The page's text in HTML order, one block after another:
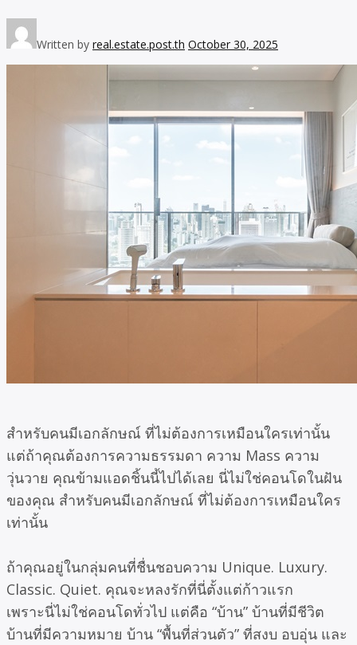
Written by real.estate.post.th October 30, 2025
สำหรับคนมีเอกลักษณ์ ที่ไม่ต้องการเหมือนใครเท่านั้น
แต่ถ้าคุณต้องการความธรรมดา ความ Mass ความ
วุ่นวาย คุณข้ามแอดชิ้นนี้ไปได้เลย นี่ไม่ใช่คอนโดในฝัน
ของคุณ สำหรับคนมีเอกลักษณ์ ที่ไม่ต้องการเหมือนใคร
เท่านั้น
ถ้าคุณอยู่ในกลุ่มคนที่ชื่นชอบความ Unique. Luxury.
Classic. Quiet. คุณจะหลงรักที่นี่ตั้งแต่ก้าวแรก
เพราะนี่ไม่ใช่คอนโดทั่วไป แต่คือ “บ้าน” บ้านที่มีชีวิต
บ้านที่มีความหมาย บ้าน “พื้นที่ส่วนตัว” ที่สงบ อบอุ่น และ